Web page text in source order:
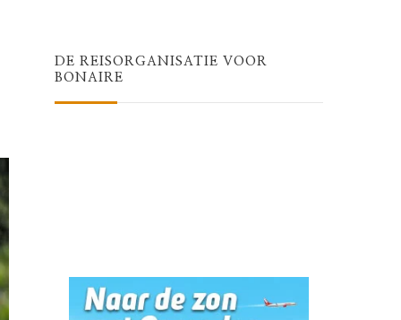
DE REISORGANISATIE VOOR
BONAIRE